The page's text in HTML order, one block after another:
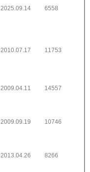
2025.09.14 6558
2010.07.17 11753
2009.04.11 14557
2009.09.19 10746
2013.04.26 8266